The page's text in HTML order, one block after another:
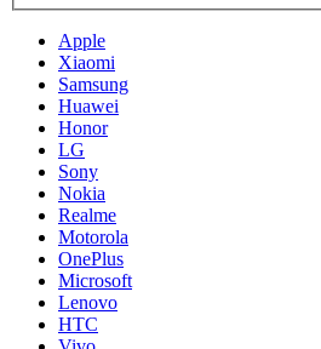
Apple
Xiaomi
Samsung
Huawei
Honor
LG
Sony
Nokia
Realme
Motorola
OnePlus
Microsoft
Lenovo
HTC